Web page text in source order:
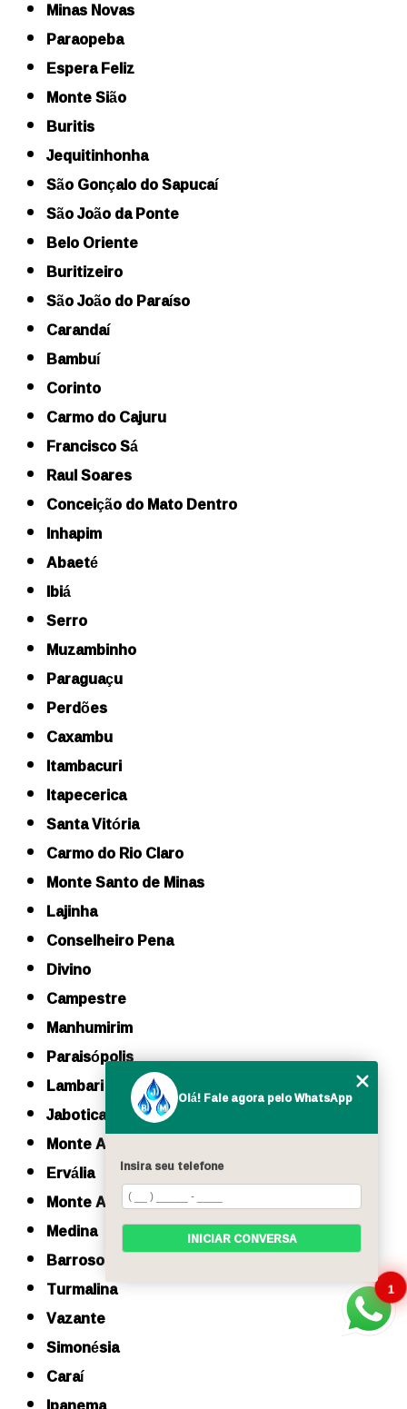
Minas Novas
Paraopeba
Espera Feliz
Monte Sião
Buritis
Jequitinhonha
São Gonçalo do Sapucaí
São João da Ponte
Belo Oriente
Buritizeiro
São João do Paraíso
Carandaí
Bambuí
Corinto
Carmo do Cajuru
Francisco Sá
Raul Soares
Conceição do Mato Dentro
Inhapim
Abaeté
Ibiá
Serro
Muzambinho
Paraguaçu
Perdões
Caxambu
Itambacuri
Itapecerica
Santa Vitória
Carmo do Rio Claro
Monte Santo de Minas
Lajinha
Conselheiro Pena
Divino
Campestre
Manhumirim
Paraisópolis
Lambari
Jaboticatubas
Monte Azul
Ervália
Monte Alegre de Minas
Medina
Barroso
Turmalina
Vazante
Simonésia
Caraí
1
Olá! Fale agora pelo WhatsApp
Insira seu telefone
INICIAR CONVERSA